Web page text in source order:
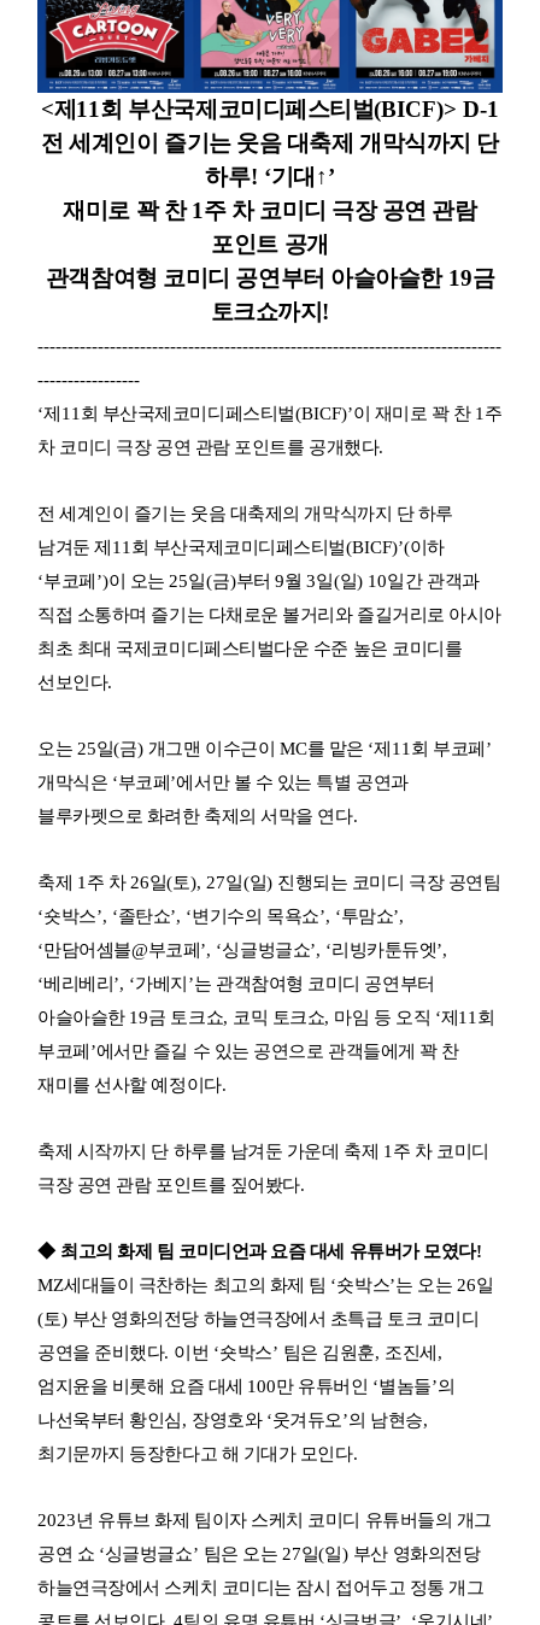
<제 11회 부산국제코미디페스티벌(BICF)> D-1
전 세계인이 즐기는 웃음 대축제 개막식까지 단
하루! ‘기대 ↑’
재미로 꽉 찬1주 차 코미디 극장 공연 관람
포인트 공개
관객참여형 코미디 공연부터 아슬아슬한 19금
토크쇼까지 !
-----------------------------------------------------------------------------
-----------------
‘제 11 회 부산국제코미디페스티벌(BICF)’이 재미로 꽉 찬 1 주
차 코미디 극장 공연 관람 포인트를 공개했다.
전 세계인이 즐기는 웃음 대축제의 개막식까지 단 하루
남겨둔 제 11 회 부산국제코미디페스티벌(BICF)’(이하
‘부코페 ’)이 오는 25일(금)부터9월3일(일) 10일간 관객과
직접 소통하며 즐기는 다채로운 볼거리와 즐길거리로 아시아
최초 최대 국제코미디페스티벌다운 수준 높은 코미디를
선보인다.
오는 25일(금) 개그맨 이수근이 MC를 맡은 ‘제 11 회 부코페 ’
개막식은 ‘부코페 ’에서만 볼 수 있는 특별 공연과
블루카펫으로 화려한 축제의 서막을 연다.
축제 1 주 차 26일(토), 27일(일) 진행되는 코미디 극장 공연팀
‘숏박스’, ‘졸탄쇼’, ‘변기수의 목욕쇼’, ‘투맘쇼’,
‘만담어셈블@부코페 ’, ‘싱글벙글쇼’, ‘리빙카툰듀엣’,
‘베리베리 ’, ‘가베지 ’는 관객참여형 코미디 공연부터
아슬아슬한 19금 토크쇼, 코믹 토크쇼, 마임 등 오직 ‘제 11 회
부코페 ’에서만 즐길 수 있는 공연으로 관객들에게 꽉 찬
재미를 선사할 예정이다.
축제 시작까지 단 하루를 남겨둔 가운데 축제 1 주 차 코미디
극장 공연 관람 포인트를 짚어봤다.
◆ 최고의 화제 팀 코미디언과 요즘 대세 유튜버가 모였다!
MZ세대들이 극찬하는 최고의 화제 팀 ‘숏박스’는 오는 26일
(토) 부산 영화의전당 하늘연극장에서 초특급 토크 코미디
공연을 준비했다. 이번 ‘숏박스’ 팀은 김원훈, 조진세 ,
엄지윤을 비롯해 요즘 대세 100만 유튜버인 ‘별놈들’의
나선욱부터 황인심, 장영호와 ‘웃겨듀오’의 남현승,
최기문까지 등장한다고 해 기대가 모인다.
2023년 유튜브 화제 팀이자 스케치 코미디 유튜버들의 개그
공연 쇼 ‘싱글벙글쇼’ 팀은 오는 27일(일) 부산 영화의전당
하늘연극장에서 스케치 코미디는 잠시 접어두고 정통 개그
콩트를 선보인다. 4팀의 유명 유튜버 ‘싱글벙글’, ‘웃기시네 ’,